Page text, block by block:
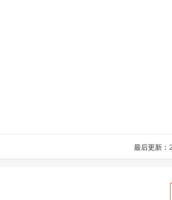
最后更新：